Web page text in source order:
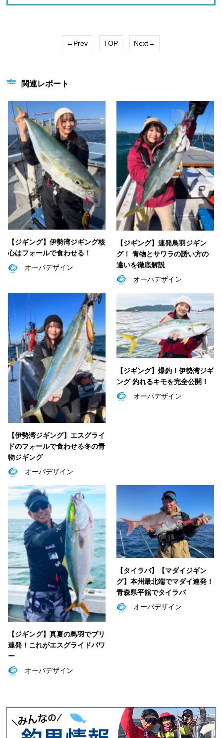
←Prev TOP Next→
関連レポート
【ジギング】伊勢湾ジギング核
心はフォールで食わせる！
オーパデザイン
【ジギング】連発鳥羽ジギン
グ！ 青物とサワラの誘い方の
違いを徹底解説
オーパデザイン
【伊勢湾ジギング】エスグライ
ドのフォールで食わせる冬の青
物ジギング
オーパデザイン
【ジギング】爆釣！伊勢湾ジギ
ング 釣れるキモを完全公開！
オーパデザイン
【ジギング】真夏の鳥羽でブリ
連発！これがエスグライドパワ
ー
オーパデザイン
【タイラバ】【マダイジギン
グ】本州最北端でマダイ連発！
青森県平舘でタイラバ
オーパデザイン